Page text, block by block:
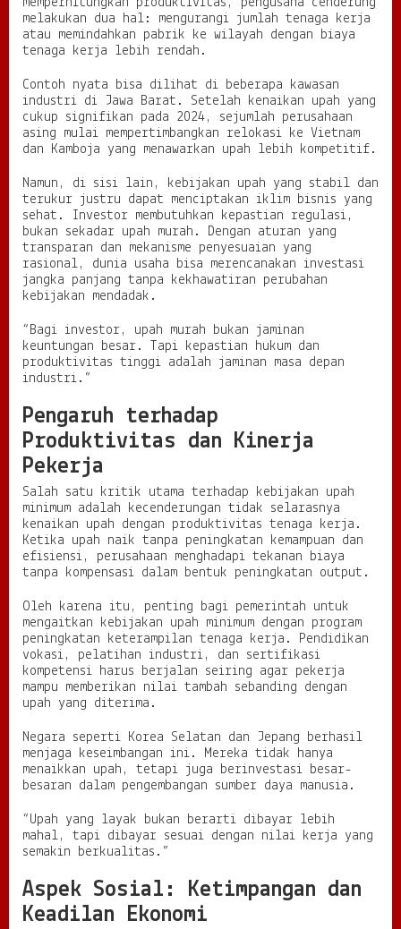
memperhitungkan produktivitas, pengusaha cenderung
melakukan dua hal: mengurangi jumlah tenaga kerja
atau memindahkan pabrik ke wilayah dengan biaya
tenaga kerja lebih rendah.
Contoh nyata bisa dilihat di beberapa kawasan
industri di Jawa Barat. Setelah kenaikan upah yang
cukup signifikan pada 2024, sejumlah perusahaan
asing mulai mempertimbangkan relokasi ke Vietnam
dan Kamboja yang menawarkan upah lebih kompetitif.
Namun, di sisi lain, kebijakan upah yang stabil dan
terukur justru dapat menciptakan iklim bisnis yang
sehat. Investor membutuhkan kepastian regulasi,
bukan sekadar upah murah. Dengan aturan yang
transparan dan mekanisme penyesuaian yang
rasional, dunia usaha bisa merencanakan investasi
jangka panjang tanpa kekhawatiran perubahan
kebijakan mendadak.
“Bagi investor, upah murah bukan jaminan
keuntungan besar. Tapi kepastian hukum dan
produktivitas tinggi adalah jaminan masa depan
industri.”
Pengaruh terhadap
Produktivitas dan Kinerja
Pekerja
Salah satu kritik utama terhadap kebijakan upah
minimum adalah kecenderungan tidak selarasnya
kenaikan upah dengan produktivitas tenaga kerja.
Ketika upah naik tanpa peningkatan kemampuan dan
efisiensi, perusahaan menghadapi tekanan biaya
tanpa kompensasi dalam bentuk peningkatan output.
Oleh karena itu, penting bagi pemerintah untuk
mengaitkan kebijakan upah minimum dengan program
peningkatan keterampilan tenaga kerja. Pendidikan
vokasi, pelatihan industri, dan sertifikasi
kompetensi harus berjalan seiring agar pekerja
mampu memberikan nilai tambah sebanding dengan
upah yang diterima.
Negara seperti Korea Selatan dan Jepang berhasil
menjaga keseimbangan ini. Mereka tidak hanya
menaikkan upah, tetapi juga berinvestasi besar-
besaran dalam pengembangan sumber daya manusia.
“Upah yang layak bukan berarti dibayar lebih
mahal, tapi dibayar sesuai dengan nilai kerja yang
semakin berkualitas.”
Aspek Sosial: Ketimpangan dan
Keadilan Ekonomi